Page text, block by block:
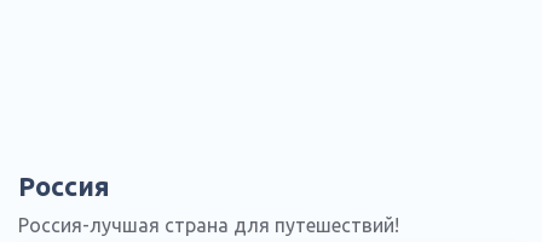
Россия
Россия-лучшая страна для путешествий!